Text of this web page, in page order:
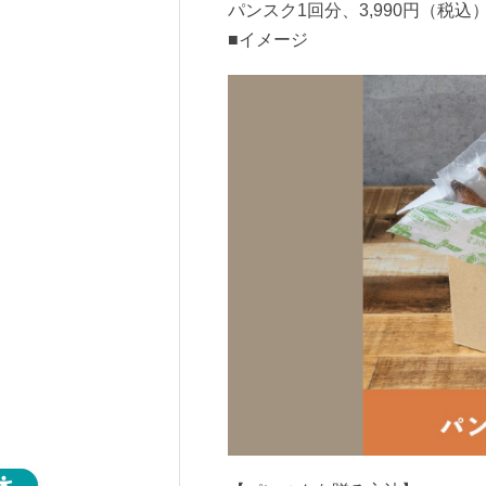
パンスク1回分、3,990円（税込
■イメージ